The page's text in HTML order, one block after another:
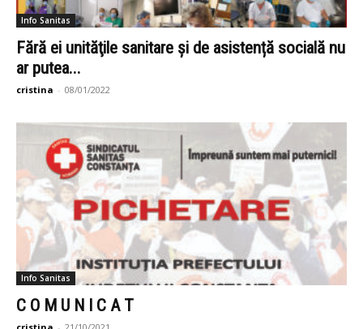
Info Sanitas
Fără ei unităţile sanitare şi de asistență socială nu
ar putea...
cristina - 08/01/2022
Info Sanitas
C O M U N I C A T